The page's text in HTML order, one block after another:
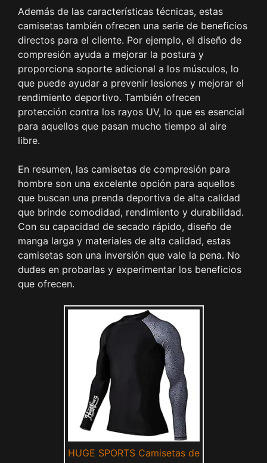
Además de las características técnicas, estas
camisetas también ofrecen una serie de beneficios
directos para el cliente. Por ejemplo, el diseño de
compresión ayuda a mejorar la postura y
proporciona soporte adicional a los músculos, lo
que puede ayudar a prevenir lesiones y mejorar el
rendimiento deportivo. También ofrecen
protección contra los rayos UV, lo que es esencial
para aquellos que pasan mucho tiempo al aire
libre.
En resumen, las camisetas de compresión para
hombre son una excelente opción para aquellos
que buscan una prenda deportiva de alta calidad
que brinde comodidad, rendimiento y durabilidad.
Con su capacidad de secado rápido, diseño de
manga larga y materiales de alta calidad, estas
camisetas son una inversión que vale la pena. No
dudes en probarlas y experimentar los beneficios
que ofrecen.
HUGE SPORTS Camisetas de